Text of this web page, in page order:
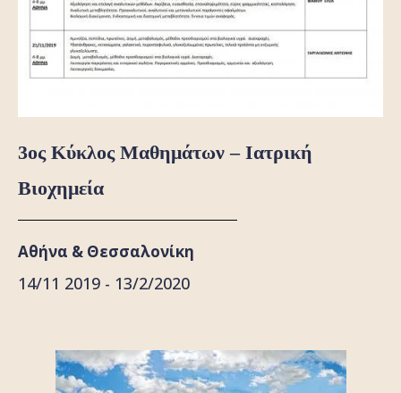
3ος Κύκλος Μαθημάτων – Ιατρική
Βιοχημεία
Αθήνα & Θεσσαλονίκη
14/11 2019 - 13/2/2020